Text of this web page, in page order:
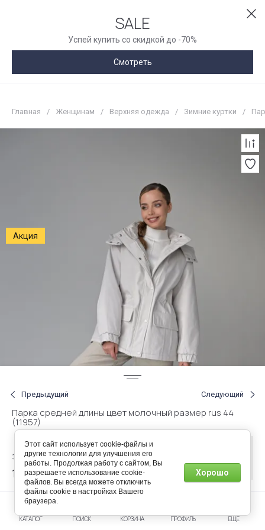
SALE
Успей купить со скидкой до -70%
Смотреть
Главная / Женщинам / Верхняя одежда / Зимние куртки /
Акция
Предыдущий Следующий
Парка средней длины цвет молочный размер rus 44
(11957)
Артикул: 110556444
190.00 р.
114.00 р.
наличии
КАТАЛОГ ПОИСК КОРЗИНА ПРОФИЛЬ ЕЩЕ
Этот сайт использует cookie-файлы и
другие технологии для улучшения его
работы. Продолжая работу с сайтом, Вы
разрешаете использование cookie-
файлов. Вы всегда можете отключить
файлы cookie в настройках Вашего
браузера.
Хорошо